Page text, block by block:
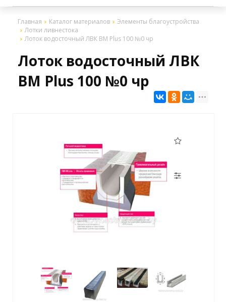
Главная Каталог материалов
Элементы благоустройства
Лотки ливнестока
Лоток водосточный ЛВК ВМ Plus 100 №0 чр
Лоток водосточный ЛВК
ВМ Plus 100 №0 чр